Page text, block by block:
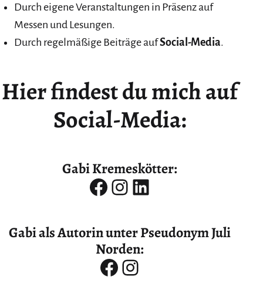
Durch eigene Veranstaltungen in Präsenz auf
Messen und Lesungen.
Durch regelmäßige Beiträge aufSocial-Media.
Hier findest du mich auf
Social-Media:
Gabi Kremeskötter:
Facebook
Instagram
LinkedIn
Gabi als Autorin unter PseudonymJuli
Norden:
Facebook
Instagram